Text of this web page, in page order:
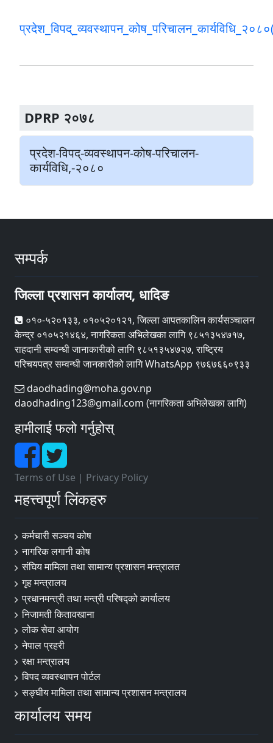
DPRP २०७८
प्रदेश-विपद्-व्यवस्थापन-कोष-परिचालन-
कार्यविधि,-२०८०
सम्पर्क
जिल्ला प्रशासन कार्यालय, धादिङ
०१०-५२०१३३, ०१०५२०१२१, जिल्ला आपतकालिन कार्यसञ्चालन
केन्द्र ०१०५२१४६४, नागरिकता अभिलेखका लागि ९८५१३५४७१७,
राहदानी सम्वन्धी जानाकारीको लागि ९८५१३५४७२७, राष्ट्रिय
परिचयपत्र सम्वन्धी जानकारीको लागि WhatsApp ९७६७६६०९३३
daodhading@moha.gov.np
daodhading123@gmail.com (नागरिकता अभिलेखका लागि)
हामीलाई फलो गर्नुहोस्
Terms of Use | Privacy Policy
महत्त्वपूर्ण लिंकहरु
कर्मचारी सञ्चय कोष
नागरिक लगानी कोष
संघिय मामिला तथा सामान्य प्रशासन मन्त्रालत
गृह मन्त्रालय
प्रधानमन्त्री तथा मन्त्री परिषद्को कार्यालय
निजामती कितावखाना
लोक सेवा आयोग
नेपाल प्रहरी
रक्षा मन्त्रालय
विपद व्यवस्थापन पोर्टल
सङ्घीय मामिला तथा सामान्य प्रशासन मन्त्रालय
कार्यालय समय